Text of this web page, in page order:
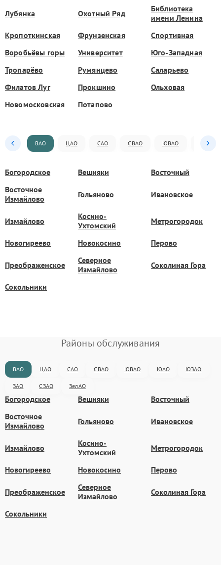
Лубянка Охотный Ряд
Библиотека
имени Ленина
Кропоткинская
Фрунзенская
Спортивная
Воробьёвы горы
Университет
Юго-Западная
Тропарёво
Румянцево
Саларьево
Филатов Луг
Прокшино
Ольховая
Новомосковская
Потапово
ВАО ЦАО САО СВАО ЮВАО ЮАО
Богородское Вешняки
Восточный
Восточное
Измайлово
Гольяново Ивановское
Измайлово
Косино-
Ухтомский
Метрогородок
Новогиреево Новокосино Перово
Преображенское
Северное
Измайлово
Соколиная Гора
Сокольники
Районы обслуживания
ВАО ЦАО САО СВАО ЮВАО ЮАО ЮЗАО
ЗАО СЗАО ЗелАО
Богородское Вешняки
Восточный
Восточное
Измайлово
Гольяново Ивановское
Измайлово
Косино-
Ухтомский
Метрогородок
Новогиреево Новокосино Перово
Преображенское
Северное
Измайлово
Соколиная Гора
Сокольники